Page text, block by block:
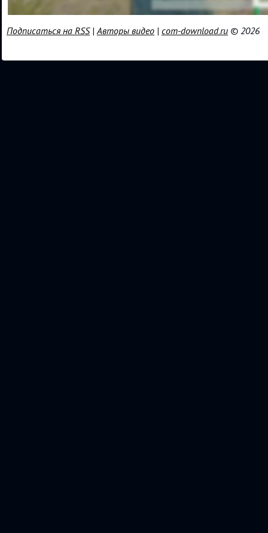
Подписаться на RSS|Авторы видео | com-download.ru © 2026